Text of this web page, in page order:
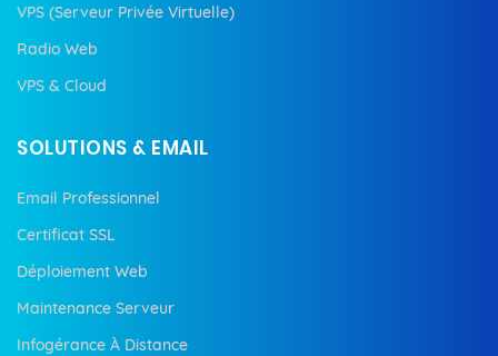
VPS (Serveur Privée Virtuelle)
Radio Web
VPS & Cloud
SOLUTIONS & EMAIL
Email Professionnel
Certificat SSL
Déploiement Web
Maintenance Serveur
Infogérance À Distance